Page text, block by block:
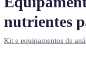
nutrientes
Kit e equipamentos de